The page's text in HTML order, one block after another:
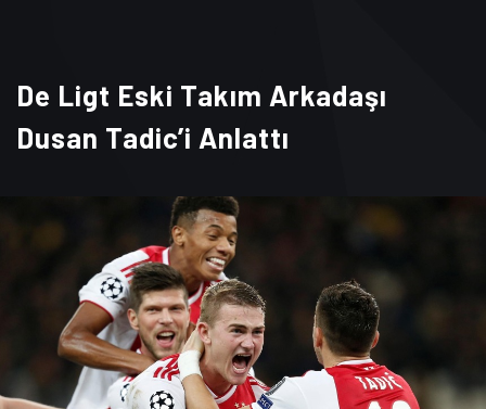
De Ligt Eski Takım Arkadaşı
Dusan Tadic’i Anlattı